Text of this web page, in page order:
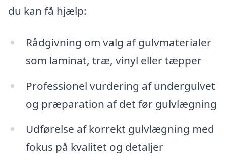
du kan få hjælp:
Rådgivning om valg af gulvmaterialer
som laminat, træ, vinyl eller tæpper
Professionel vurdering af undergulvet
og præparation af det før gulvlægning
Udførelse af korrekt gulvlægning med
fokus på kvalitet og detaljer